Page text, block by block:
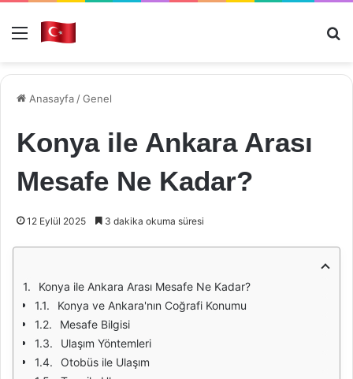
Menü
Anasayfa /Genel
Konya ile Ankara Arası
Mesafe Ne Kadar?
12 Eylül 2025 3 dakika okuma süresi
Konya ile Ankara Arası Mesafe Ne Kadar?
Konya ve Ankara'nın Coğrafi Konumu
Mesafe Bilgisi
Ulaşım Yöntemleri
Otobüs ile Ulaşım